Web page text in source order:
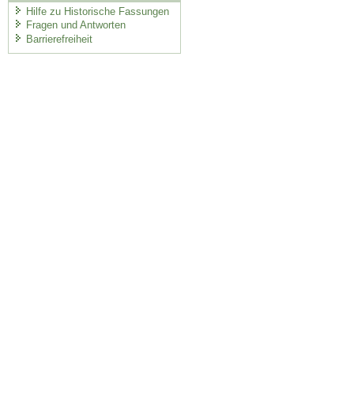
Hilfe zu Historische Fassungen
Fragen und Antworten
Barrierefreiheit